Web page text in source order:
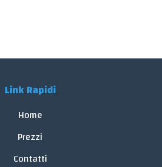
Link Rapidi
Home
Prezzi
Contatti